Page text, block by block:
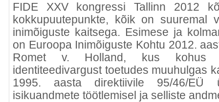
FIDE XXV kongressi Tallinn 2012
kokkupuutepunkte, kõik on suuremal
inimõiguste kaitsega. Esimese ja
on Euroopa Inimõiguste Kohtu 2012.
Romet v. Holland, kus kohus
identiteedivargust toetudes muuhulgas
1995. aasta direktiivile 95/46/EÜ
isikuandmete töötlemisel ja selliste